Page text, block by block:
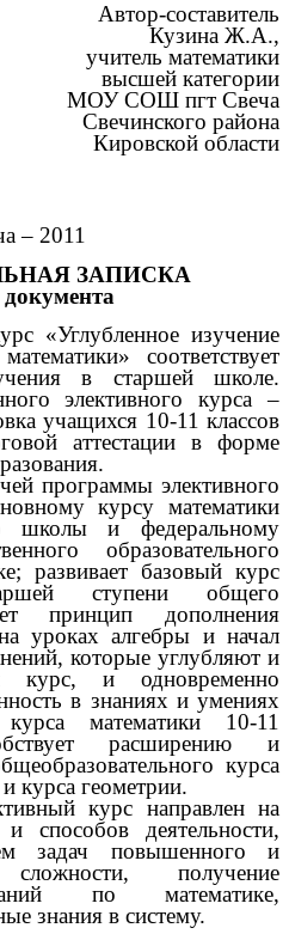
Автор-составитель
Кузина Ж.А.,
учитель математики
высшей категории
МОУ СОШ пгт Свеча
Свечинского района
Кировской области
– 2011
ЗАПИСКА
документа
изучение
соответствует
в старшей школе.
элективного курса –
учащихся 10-11 классов
аттестации в форме
программы элективного
курсу математики
школы и федеральному
образовательного
развивает базовый курс
ступени общего
принцип дополнения
уроках алгебры и начал
которые углубляют и
курс, и одновременно
в знаниях и умениях
математики 10-11
расширению и
курса
курса геометрии.
курс направлен на
способов деятельности,
задач повышенного и
получение
по математике,
знания в систему.